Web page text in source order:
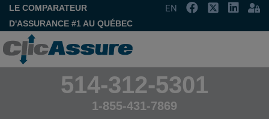
LE COMPARATEUR
D'ASSURANCE #1 AU QUÉBEC
EN
514-312-5301
1-855-431-7869